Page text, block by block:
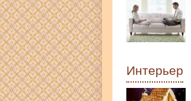
Интерьер